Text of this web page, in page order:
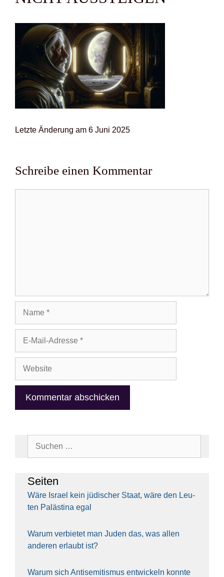
Letz­te Ände­rung am 6 Juni 2025
Schreibe einen Kommentar
Adresse
Sei­ten
Wäre Isra­el kein jüdi­scher Staat, wäre den Leu­
ten Paläs­ti­na egal
War­um ver­bie­tet man Juden das, was allen
ande­ren erlaubt ist?
War­um sich Anti­se­mi­tis­mus ent­wi­ckeln konn­te